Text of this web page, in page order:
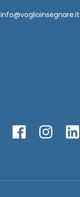
info@voglioinsegnare.it